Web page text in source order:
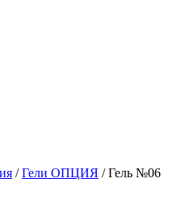
/Гели ОПЦИЯ /Гель №06